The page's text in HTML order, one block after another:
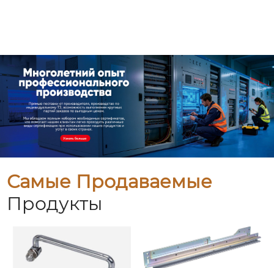
Самые Продаваемые
Продукты